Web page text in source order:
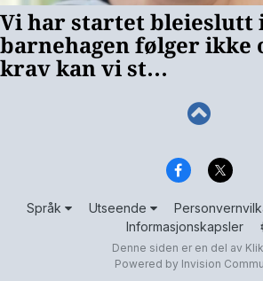
Språk Utseende
Informasjonskapsler
Denne siden er en del av
Powered by Invision